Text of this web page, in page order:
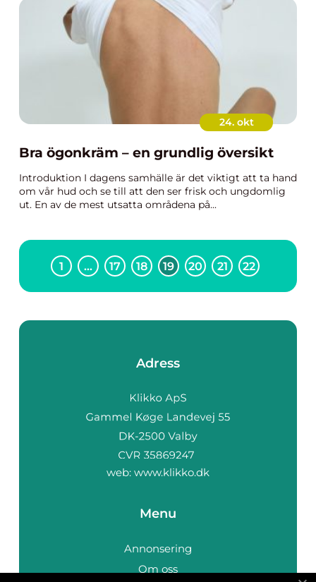
24. okt
Bra ögonkräm – en grundlig översikt
Introduktion I dagens samhälle är det viktigt att ta hand
om vår hud och se till att den ser frisk och ungdomlig
ut. En av de mest utsatta områdena på...
1 … 17 18 19 20 21 22
Adress
web: www.klikko.dk
Menu
Annonsering
Om oss